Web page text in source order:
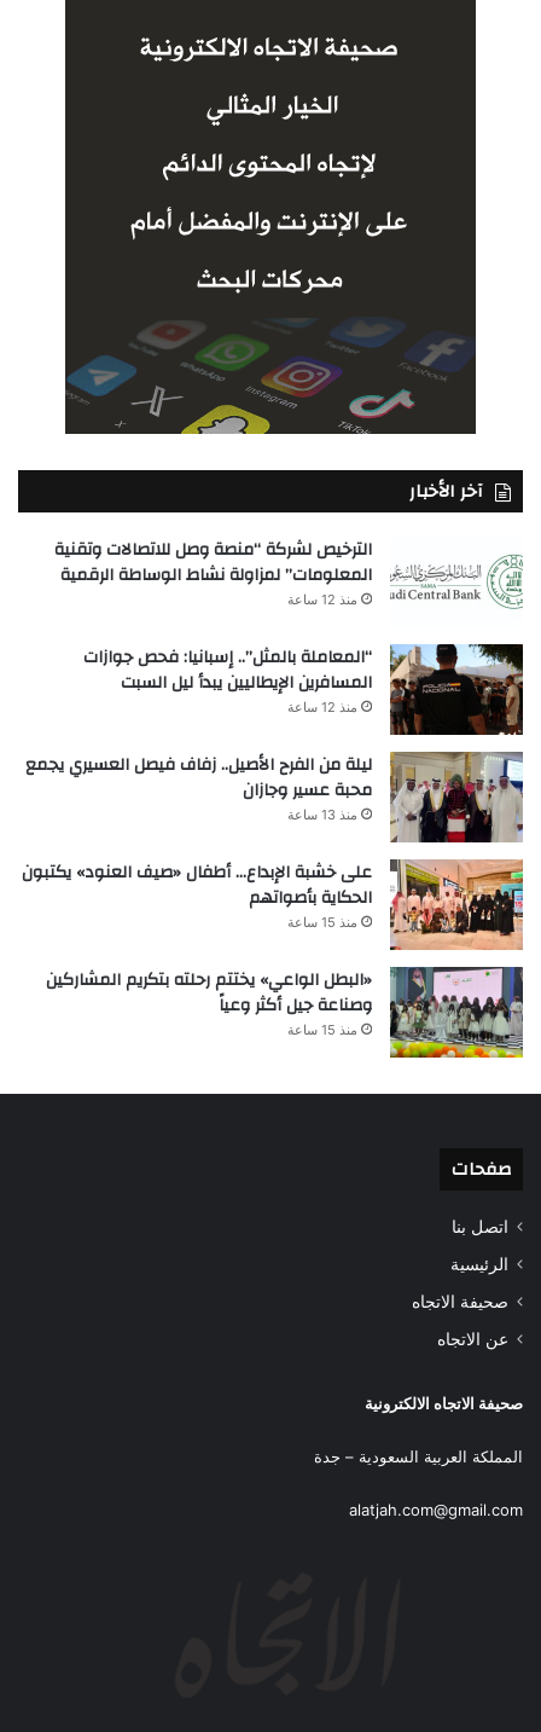
آخر الأخبار
الترخيص لشركة “منصة وصل للاتصالات وتقنية
المعلومات” لمزاولة نشاط الوساطة الرقمية
منذ 12 ساعة
“المعاملة بالمثل”.. إسبانيا: فحص جوازات
المسافرين الإيطاليين يبدأ ليل السبت
منذ 12 ساعة
ليلة من الفرح الأصيل.. زفاف فيصل العسيري يجمع
محبة عسير وجازان
منذ 13 ساعة
على خشبة الإبداع… أطفال «صيف العنود» يكتبون
الحكاية بأصواتهم
منذ 15 ساعة
«البطل الواعي» يختتم رحلته بتكريم المشاركين
وصناعة جيل أكثر وعياً
منذ 15 ساعة
صفحات
اتصل بنا
الرئيسية
صحيفة الاتجاه
عن الاتجاه
صحيفة الاتجاه الالكترونية
المملكة العربية السعودية – جدة
alatjah.com@gmail.com